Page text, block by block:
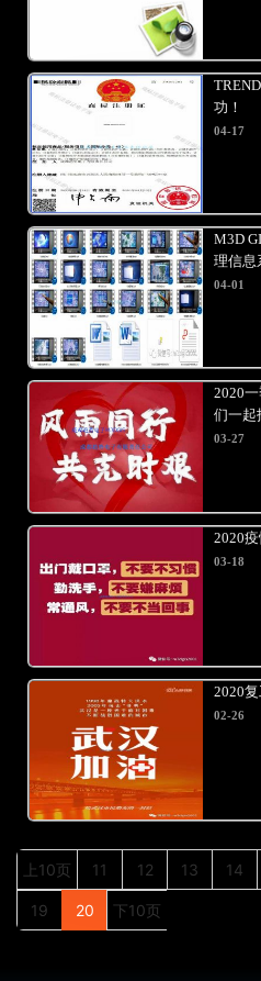
功！
04-17
M3D
理信息
04-01
2020
们一起
03-27
2020
03-18
2020
02-26
上10页 11 12 13 14
19 20 下10页